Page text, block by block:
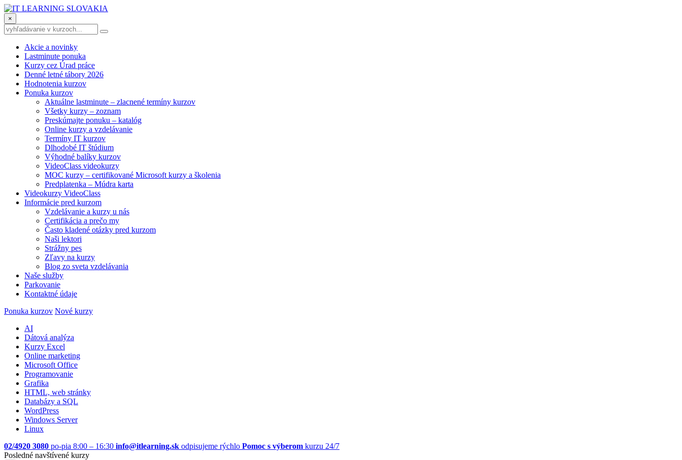
×
Akcie a novinky
Lastminute ponuka
Kurzy cez Úrad práce
Denné letné tábory 2026
Hodnotenia kurzov
Ponuka kurzov
Aktuálne lastminute – zlacnené termíny kurzov
Všetky kurzy – zoznam
Preskúmajte ponuku – katalóg
Online kurzy a vzdelávanie
Termíny IT kurzov
Dlhodobé IT štúdium
Výhodné balíky kurzov
VideoClass videokurzy
MOC kurzy – certifikované Microsoft kurzy a školenia
Predplatenka – Múdra karta
Videokurzy VideoClass
Informácie pred kurzom
Vzdelávanie a kurzy u nás
Certifikácia a prečo my
Často kladené otázky pred kurzom
Naši lektori
Strážny pes
Zľavy na kurzy
Blog zo sveta vzdelávania
Naše služby
Parkovanie
Kontaktné údaje
Ponuka kurzov Nové kurzy
AI
Dátová analýza
Kurzy Excel
Online marketing
Microsoft Office
Programovanie
Grafika
HTML, web stránky
Databázy a SQL
WordPress
Windows Server
Linux
02/4920 3080 po-pia 8:00 – 16:30 info@itlearning.sk odpisujeme rýchlo Pomoc s výberom kurzu 24/7
Posledné navštívené kurzy